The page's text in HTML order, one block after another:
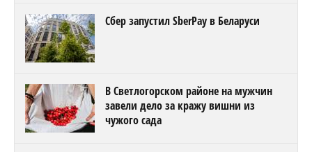
Сбер запустил SberPay в Беларуси
В Светлогорском районе на мужчин
завели дело за кражу вишни из
чужого сада